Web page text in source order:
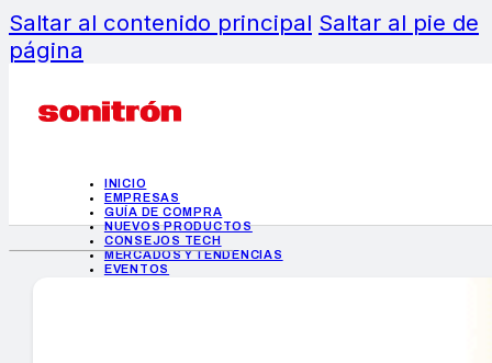
Saltar al contenido principal Saltar al pie de
página
INICIO
EMPRESAS
GUÍA DE COMPRA
NUEVOS PRODUCTOS
CONSEJOS TECH
MERCADOS Y TENDENCIAS
EVENTOS